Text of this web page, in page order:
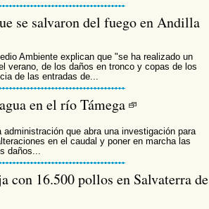
se salvaron del fuego en Andilla
Ambiente explican que "se ha realizado un
verano, de los daños en tronco y copas de los
de las entradas de...
en el río Támega
que abra una investigación para
en el caudal y poner en marcha las
daños...
con 16.500 pollos en Salvaterra de